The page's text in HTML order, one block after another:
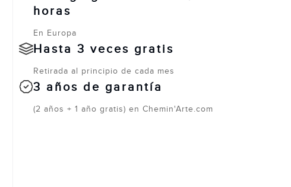
horas
En Europa
Hasta 3 veces gratis
Retirada al principio de cada mes
3 años de garantía
(2 años + 1 año gratis) en Chemin'Arte.com